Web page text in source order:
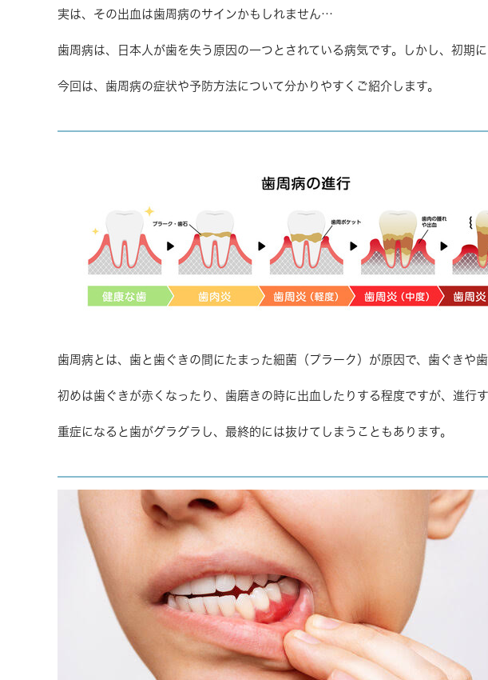
実は、その出血は歯周病のサインかもしれません…
歯周病は、日本人が歯を失う原因の一つとされている病気です。しかし、初期
今回は、歯周病の症状や予防方法について分かりやすくご紹介します。
歯周病とは、歯と歯ぐきの間にたまった細菌（プラーク）が原因で、歯ぐきや
初めは歯ぐきが赤くなったり、歯磨きの時に出血したりする程度ですが、進行
重症になると歯がグラグラし、最終的には抜けてしまうこともあります。